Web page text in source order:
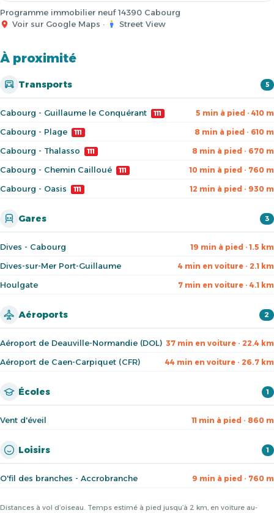
Programme immobilier neuf 14390 Cabourg
Voir sur Google Maps · Street View
À proximité
Transports 5
Cabourg - Guillaume le Conquérant 111 5 min à pied · 410 m
Cabourg - Plage 111 8 min à pied · 610 m
Cabourg - Thalasso 111 8 min à pied · 670 m
Cabourg - Chemin Cailloué 111 10 min à pied · 760 m
Cabourg - Oasis 111 12 min à pied · 930 m
Gares 3
Dives - Cabourg 19 min à pied · 1.5 km
Dives-sur-Mer Port-Guillaume 4 min en voiture · 2.1 km
Houlgate 7 min en voiture · 4.1 km
Aéroports 2
Aéroport de Deauville-Normandie (DOL) 37 min en voiture · 22.4 km
Aéroport de Caen-Carpiquet (CFR) 44 min en voiture · 26.7 km
Écoles 1
Vent d'éveil 11 min à pied · 860 m
Loisirs 1
O'fil des branches - Accrobranche 9 min à pied · 760 m
Distances à vol d’oiseau. Temps estimé à pied jusqu’à 2 km, en voiture au-